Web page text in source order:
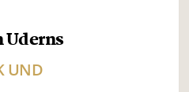
Uderns
UND